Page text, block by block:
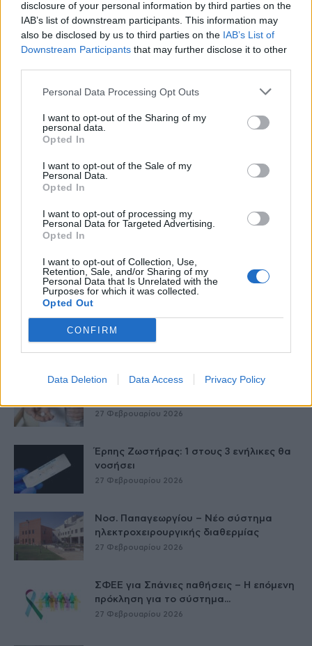
disclosure of your personal information by third parties on the
IAB’s list of downstream participants. This information may
also be disclosed by us to third parties on the IAB’s List of
Downstream Participants that may further disclose it to other
Personal Data Processing Opt Outs
I want to opt-out of the Sharing of my
personal data.
Opted In
I want to opt-out of the Sale of my
Personal Data.
Opted In
I want to opt-out of processing my
Personal Data for Targeted Advertising.
Opted In
I want to opt-out of Collection, Use,
Retention, Sale, and/or Sharing of my
Personal Data that Is Unrelated with the
Purposes for which it was collected.
Opted Out
CONFIRM
Data Deletion Data Access Privacy Policy
Γεωργιάδης: Πολλαπλά οφέλη από τη
τομέα
27 Φεβρουαρίου 2026
στο Ίλιον – Τι ανακοινώθηκε από...
27 Φεβρουαρίου 2026
Δύο χρόνια λειτουργίας της Κλινικής
Μεταμόσχευσης Ήπατος στο «Λαϊκό»
ΕΟΦ: Ανάκληση παρτίδων
27 Φεβρουαρίου 2026
Έρπης Ζωστήρας: 1 στους 3 ενήλικες θα
νοσήσει
27 Φεβρουαρίου 2026
Νοσ. Παπαγεωργίου – Νέο σύστημα
ηλεκτροχειρουργικής διαθερμίας
27 Φεβρουαρίου 2026
ΣΦΕΕ για Σπάνιες παθήσεις – Η επόμενη
πρόκληση για το σύστημα...
27 Φεβρουαρίου 2026